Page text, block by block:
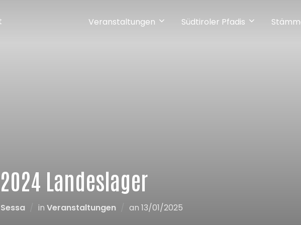
Veranstaltungen Südtiroler Pfadis
Landeslager
in Veranstaltungen an 13/01/2025